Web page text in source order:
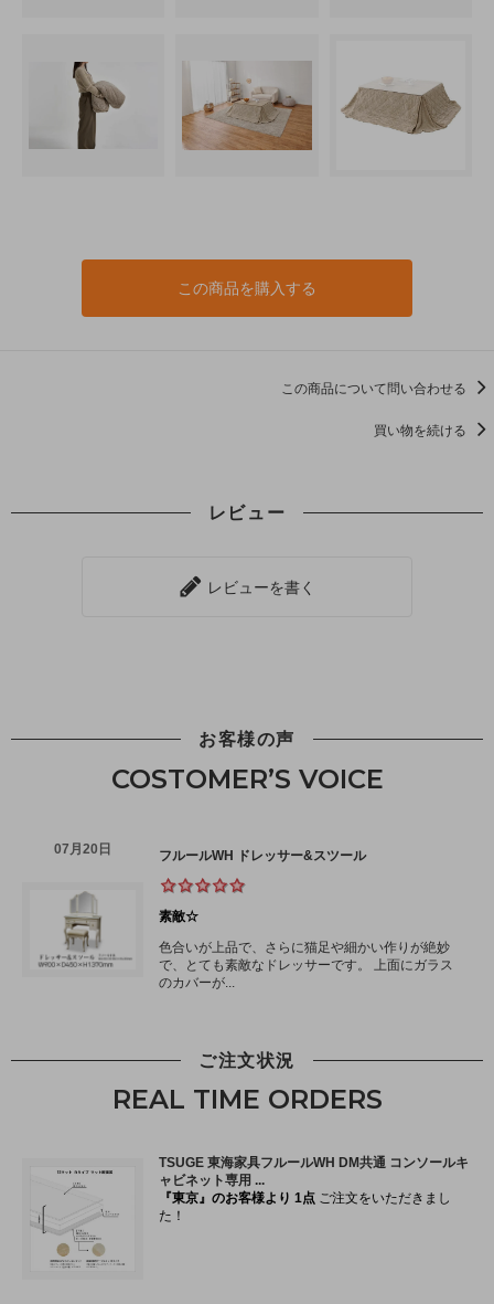
この商品を購入する
この商品について問い合わせる
買い物を続ける
レビュー
レビューを書く
お客様の声
COSTOMER’S VOICE
ご注文状況
REAL TIME ORDERS